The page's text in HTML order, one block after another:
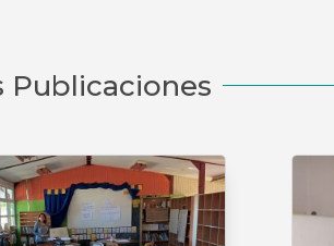
Publicaciones